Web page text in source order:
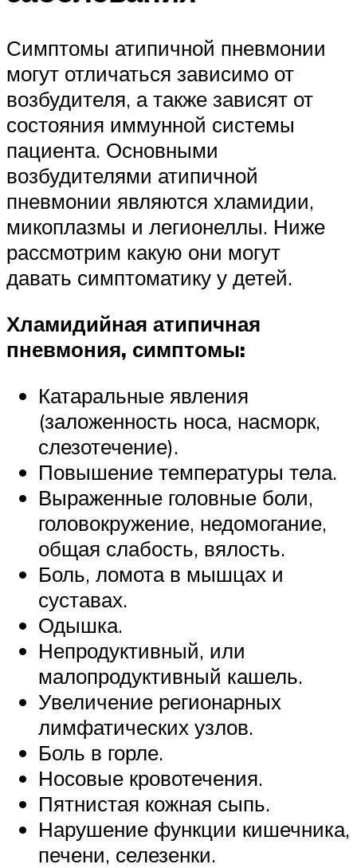
Симптомы атипичной пневмонии
могут отличаться зависимо от
возбудителя, а также зависят от
состояния иммунной системы
пациента. Основными
возбудителями атипичной
пневмонии являются хламидии,
микоплазмы и легионеллы. Ниже
рассмотрим какую они могут
давать симптоматику у детей.
Хламидийная атипичная
пневмония, симптомы:
Катаральные явления
(заложенность носа, насморк,
слезотечение).
Повышение температуры тела.
Выраженные головные боли,
головокружение, недомогание,
общая слабость, вялость.
Боль, ломота в мышцах и
суставах.
Одышка.
Непродуктивный, или
малопродуктивный кашель.
Увеличение регионарных
лимфатических узлов.
Боль в горле.
Носовые кровотечения.
Пятнистая кожная сыпь.
Нарушение функции кишечника,
печени, селезенки.